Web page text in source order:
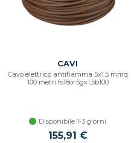
CAVI
Cavo elettrico antifiamma 5x1.5 mmq
100 metri fs18or5gx1,5b100
Disponibile 1-3 giorni
155,91 €